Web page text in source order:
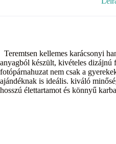
Teremtsen kellemes karácsonyi
anyagból készült, kivételes dizájnú
fotópárnahuzat nem csak a
ajándéknak is ideális. kiváló
hosszú élettartamot és könnyű